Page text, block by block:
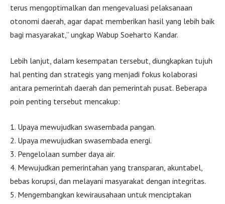
terus mengoptimalkan dan mengevaluasi pelaksanaan
otonomi daerah, agar dapat memberikan hasil yang lebih baik
bagi masyarakat,” ungkap Wabup Soeharto Kandar.
Lebih lanjut, dalam kesempatan tersebut, diungkapkan tujuh
hal penting dan strategis yang menjadi fokus kolaborasi
antara pemerintah daerah dan pemerintah pusat. Beberapa
poin penting tersebut mencakup:
1. Upaya mewujudkan swasembada pangan.
2. Upaya mewujudkan swasembada energi.
3. Pengelolaan sumber daya air.
4. Mewujudkan pemerintahan yang transparan, akuntabel,
bebas korupsi, dan melayani masyarakat dengan integritas.
5. Mengembangkan kewirausahaan untuk menciptakan